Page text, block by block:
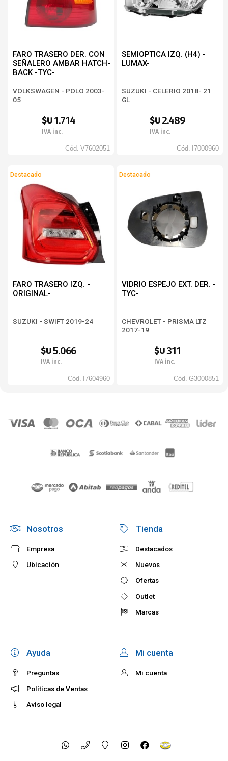
FARO TRASERO DER. CON
SEÑALERO AMBAR HATCH-
BACK -TYC-
VOLKSWAGEN - POLO 2003-
05
$U 1.714
IVA inc.
Cód. V7602051
SEMIOPTICA IZQ. (H4) -
LUMAX-
SUZUKI - CELERIO 2018- 21
GL
$U2.489
IVA inc.
Cód. I7000960
Destacado
FARO TRASERO IZQ. -
ORIGINAL-
SUZUKI - SWIFT 2019-24
$U5.066
IVA inc.
Cód. I7604960
Destacado
VIDRIO ESPEJO EXT. DER. -
TYC-
CHEVROLET - PRISMA LTZ
2017-19
$U311
IVA inc.
Cód. G3000851
Nosotros
Empresa
Ubicación
Tienda
Destacados
Nuevos
Ofertas
Outlet
Marcas
Ayuda
Preguntas
Políticas de Ventas
Aviso legal
Mi cuenta
Mi cuenta